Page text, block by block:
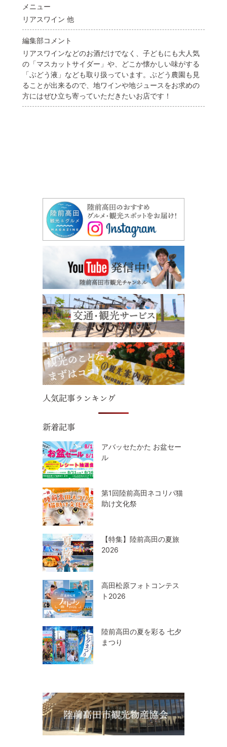
メニュー
リアスワイン 他
編集部コメント
リアスワインなどのお酒だけでなく、子どもにも大人気
の「マスカットサイダー」や、どこか懐かしい味がする
「ぶどう液」なども取り扱っています。ぶどう農園も見
ることが出来るので、地ワインや地ジュースをお求めの
方にはぜひ立ち寄っていただきたいお店です！
人気記事ランキング
新着記事
アバッセたかた お盆セー
ル
第1回陸前高田ネコリパ猫
助け文化祭
【特集】陸前高田の夏旅
2026
高田松原フォトコンテス
ト2026
陸前高田の夏を彩る 七夕
まつり